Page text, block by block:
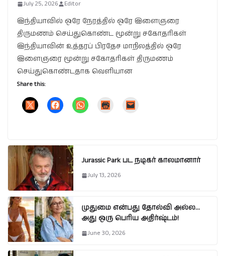
July 25, 2026 Editor
இந்தியாவில் ஒரே நேரத்தில் ஒரே இளைஞரை
திருமணம் செய்துகொண்ட மூன்று சகோதரிகள்
இந்தியாவின் உத்தரப் பிரதேச மாநிலத்தில் ஒரே
இளைஞரை மூன்று சகோதரிகள் திருமணம்
செய்துகொண்டதாக வெளியான
Share this:
Jurassic Park பட நடிகர் காலமானார்
July 13, 2026
முதுமை என்பது தோல்வி அல்ல…
அது ஒரு பெரிய அதிர்ஷ்டம்!
June 30, 2026